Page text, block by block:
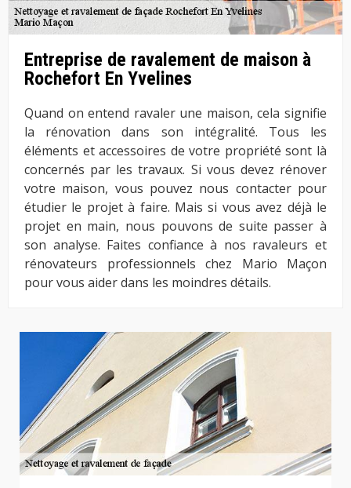
Entreprise de ravalement de maison à
Rochefort En Yvelines
Quand on entend ravaler une maison, cela signifie
la rénovation dans son intégralité. Tous les
éléments et accessoires de votre propriété sont là
concernés par les travaux. Si vous devez rénover
votre maison, vous pouvez nous contacter pour
étudier le projet à faire. Mais si vous avez déjà le
projet en main, nous pouvons de suite passer à
son analyse. Faites confiance à nos ravaleurs et
rénovateurs professionnels chez Mario Maçon
pour vous aider dans les moindres détails.